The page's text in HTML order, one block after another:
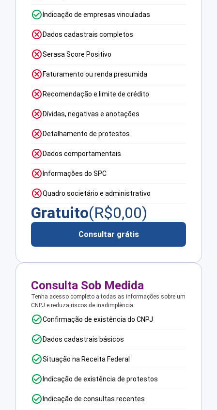
Indicação de empresas vinculadas
Dados cadastrais completos
Serasa Score Positivo
Faturamento ou renda presumida
Recomendação e limite de crédito
Dívidas, negativas e anotações
Detalhamento de protestos
Dados comportamentais
Informações do SPC
Quadro societário e administrativo
Gratuito(R$0,00)
Consultar grátis
Consulta Sob Medida
Tenha acesso completo a todas as informações sobre um
CNPJ e reduza riscos de inadimplência.
Confirmação de existência do CNPJ
Dados cadastrais básicos
Situação na Receita Federal
Indicação de existência de protestos
Indicação de consultas recentes